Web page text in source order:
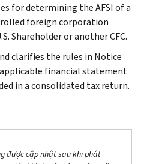
for determining the AFSI of a
foreign corporation
Shareholder or another CFC.
clarifies the rules in Notice
financial statement
in a consolidated tax return.
được cập nhật sau khi phát